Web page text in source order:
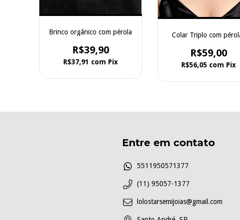
Brinco orgânico com pérola
R$39,90
R$37,91 com Pix
Colar Triplo com
R$59,00
R$56,05 com Pix
Entre em contato
5511950571377
(11) 95057-1377
lolostarsemijoias@gmail.com